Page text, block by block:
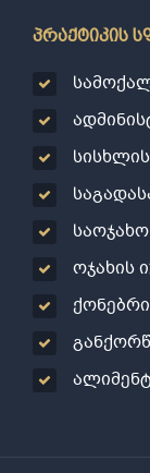
პრაქტიკის
ოჯახის